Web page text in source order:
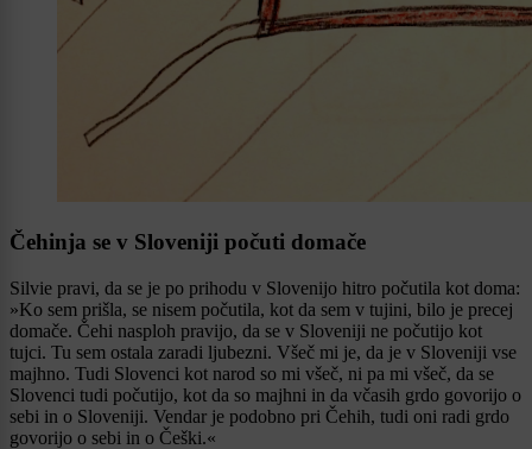
Čehinja se v Sloveniji počuti domače
Silvie pravi, da se je po prihodu v Slovenijo hitro počutila kot doma:
»Ko sem prišla, se nisem počutila, kot da sem v tujini, bilo je precej
domače. Čehi nasploh pravijo, da se v Sloveniji ne počutijo kot
tujci. Tu sem ostala zaradi ljubezni. Všeč mi je, da je v Sloveniji vse
majhno. Tudi Slovenci kot narod so mi všeč, ni pa mi všeč, da se
Slovenci tudi počutijo, kot da so majhni in da včasih grdo govorijo o
sebi in o Sloveniji. Vendar je podobno pri Čehih, tudi oni radi grdo
govorijo o sebi in o Češki.«